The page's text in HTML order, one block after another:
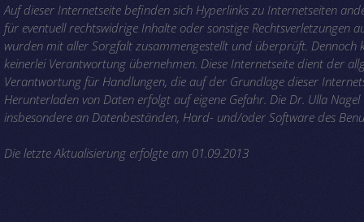
Auf dieser Internetseite befinden sich Hyperlinks zu Internetseiten
für eventuell rechtswidrige Inhalte oder sonstige
wurden mit aller Sorgfalt zusammengestellt und überprüft.
keinerlei Verantwortung übernehmen. Diese Internetseite dient der
Verantwortung für Handlungen, die auf der Grundlage dieser
Herunterladen von Daten erfolgt auf eigene Gefahr. Die Dr. Ulla
insbesondere an Datenbeständen, Hard- und/oder Software des
Die letzte Aktualisierung erfolgte am 01.09.2013